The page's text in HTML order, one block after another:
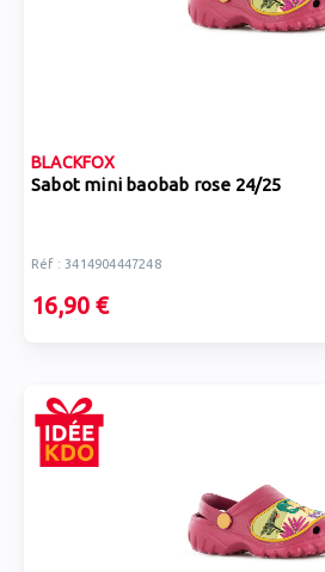
BLACKFOX
Sabot mini baobab rose 24/25
Réf : 3414904447248
16,90 €